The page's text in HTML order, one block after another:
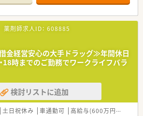
状況について】
で10分ほどの場所に位置しており、マイカー
な通勤が可能な調剤薬局です。
から様々な処方箋を応需しており、地域に根差
して親しまれています。
寄り添いながら安全な医療を提供しており、ア
ち着いた雰囲気が特徴です。
る人物像について】
調剤体制の更なる強化を目指した欠員補充であ
て活躍できる方を求めています。
と円滑にコミュニケーションを図り、チームワ
ながら働ける方を歓迎します。
薬剤師求人ID： 608885
借金経営安心の大手ドラッグ≫年間休日
18時までのご勤務でワークライフバラ
検討リストに追加
土日祝休み 車通勤可 高給与(600万円以上)